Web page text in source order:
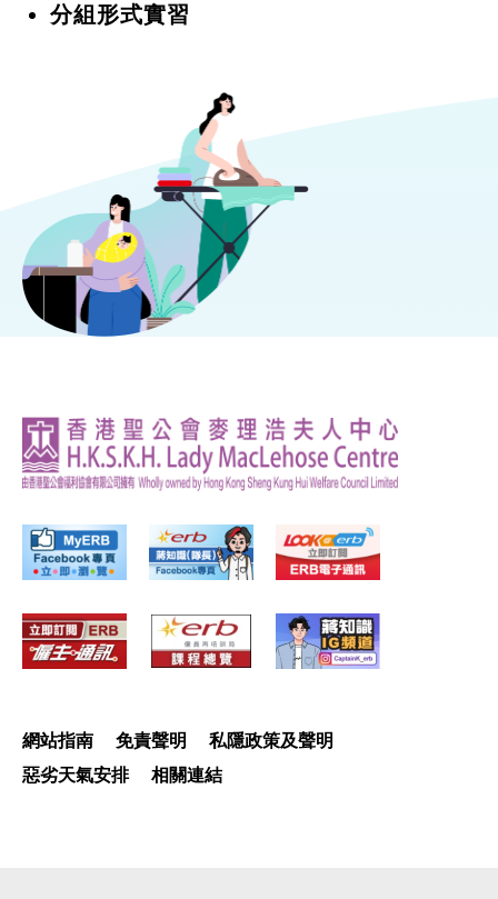
分組形式實習
網站指南 免責聲明
私隱政策及聲明
惡劣天氣安排
相關連結